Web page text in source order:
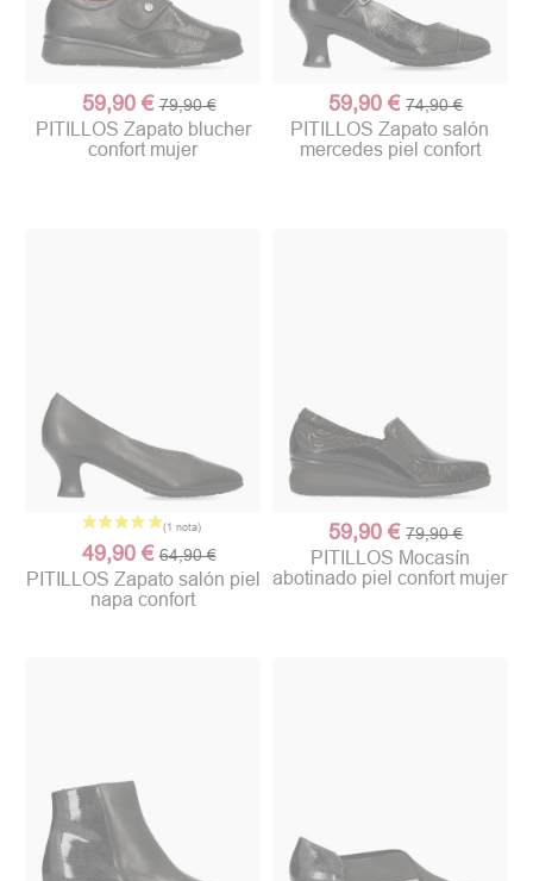
59,90 € 79,90 €
PITILLOS Zapato blucher
confort mujer
59,90 € 74,90 €
PITILLOS Zapato salón
mercedes piel confort
49,90 € 64,90 €
PITILLOS Zapato salón piel
napa confort
59,90 € 79,90 €
PITILLOS Mocasín
abotinado piel confort mujer